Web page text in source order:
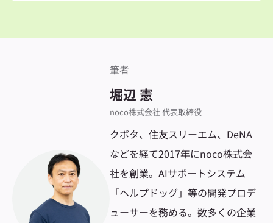
筆者
堀辺 憲
noco株式会社 代表取締役
クボタ、住友スリーエム、DeNA
などを経て2017年にnoco株式会
社を創業。AIサポートシステム
「ヘルプドッグ」等の開発プロデ
ューサーを務める。数多くの企業